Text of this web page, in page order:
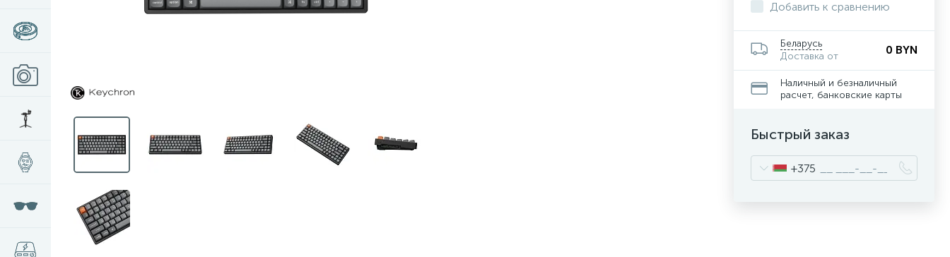
Добавить к сравнению
Беларусь
Доставка от
0 BYN
Наличный и безналичный
расчет, банковские карты
Быстрый заказ
+375